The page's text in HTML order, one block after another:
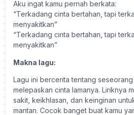
Aku ingat kamu pernah berkata:
“Terkadang cinta bertahan, tapi
menyakitkan”
“Terkadang cinta bertahan, tapi
menyakitkan”
Makna lagu:
Lagu ini bercerita tentang
melepaskan cinta lamanya. Liriknya
sakit, keikhlasan, dan keinginan
mantan. Cocok banget buat kamu